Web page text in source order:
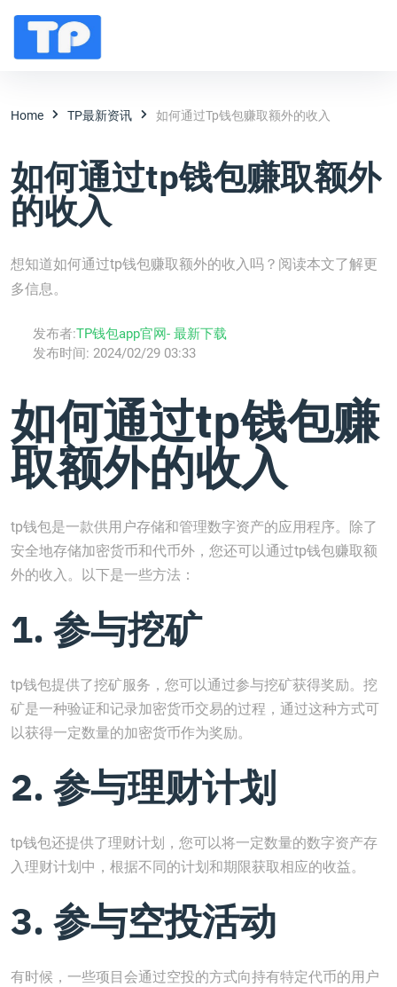
Home TP最新资讯 如何通过tp钱包赚取额外的收入
如何通过tp钱包赚取额外
的收入
想知道如何通过tp钱包赚取额外的收入吗？阅读本文了解更
多信息。
发布者:TP钱包app官网- 最新下载
发布时间: 2024/02/29 03:33
如何通过tp钱包赚
取额外的收入
tp钱包是一款供用户存储和管理数字资产的应用程序。除了
安全地存储加密货币和代币外，您还可以通过tp钱包赚取额
外的收入。以下是一些方法：
1. 参与挖矿
tp钱包提供了挖矿服务，您可以通过参与挖矿获得奖励。挖
矿是一种验证和记录加密货币交易的过程，通过这种方式可
以获得一定数量的加密货币作为奖励。
2. 参与理财计划
tp钱包还提供了理财计划，您可以将一定数量的数字资产存
入理财计划中，根据不同的计划和期限获取相应的收益。
3. 参与空投活动
有时候，一些项目会通过空投的方式向持有特定代币的用户